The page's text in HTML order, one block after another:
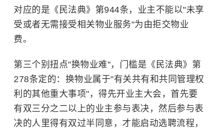
对应的是《民法典》第944条，业主不能以"未享
受或者无需接受相关物业服务"为由拒交物业
费。
第三个别扭点"换物业难"，门槛是《民法典》第
278条定的：换物业属于"有关共有和共同管理权
利的其他重大事项"，得先开业主大会，首先要
有双三分之二以上的业主参与表决，然后参与表
决的人里得有双过半同意，才能启动选聘流程，